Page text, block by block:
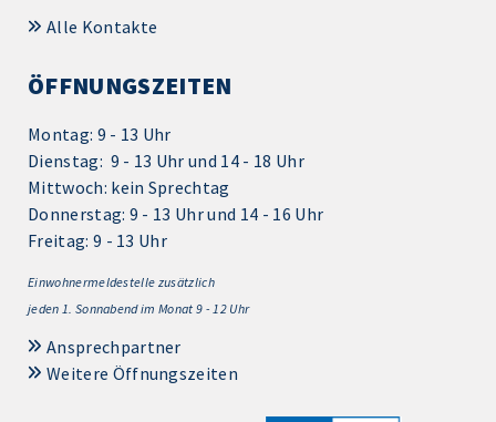
Alle Kontakte
ÖFFNUNGSZEITEN
Montag: 9 - 13 Uhr
Dienstag: 9 - 13 Uhr und 14 - 18 Uhr
Mittwoch: kein Sprechtag
Donnerstag: 9 - 13 Uhr und 14 - 16 Uhr
Freitag: 9 - 13 Uhr
Einwohnermeldestelle zusätzlich
jeden 1. Sonnabend im Monat 9 - 12 Uhr
Ansprechpartner
Weitere Öffnungszeiten